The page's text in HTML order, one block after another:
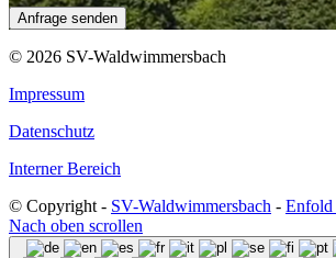
© 2026 SV-Waldwimmersbach
Impressum
Datenschutz
Interner Bereich
© Copyright - SV-Waldwimmersbach - Enfold
Nach oben scrollen